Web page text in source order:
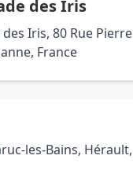
des Iris
des Iris, 80 Rue Pierre
France
les-Bains, Hérault,